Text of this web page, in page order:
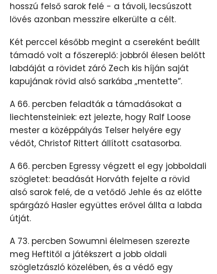
hosszú felső sarok felé - a távoli, lecsúszott
lövés azonban messzire elkerülte a célt.
Két perccel később megint a csereként beállt
támadó volt a főszereplő: jobbról élesen belőtt
labdáját a rövidet záró Zech kis híján saját
kapujának rövid alsó sarkába „mentette”.
A 66. percben feladták a támadásokat a
liechtensteiniek: ezt jelezte, hogy Ralf Loose
mester a középpályás Telser helyére egy
védőt, Christof Rittert állított csatasorba.
A 66. percben Egressy végzett el egy jobboldali
szögletet: beadását Horváth fejelte a rövid
alsó sarok felé, de a vetődő Jehle és az előtte
spárgázó Hasler együttes erővel állta a labda
útját.
A 73. percben Sowumni élelmesen szerezte
meg Heftitől a játékszert a jobb oldali
szögletzászló közelében, és a védő egy